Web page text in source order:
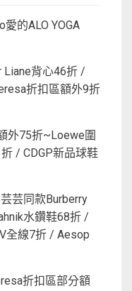
的ALO YOGA
Liane背心46折 /
折扣區額外9折
外75折~Loewe圍
/ CDGP新品球鞋
芸同款Burberry
水鑽鞋68折 /
全線7折 / Aesop
折扣區部分額